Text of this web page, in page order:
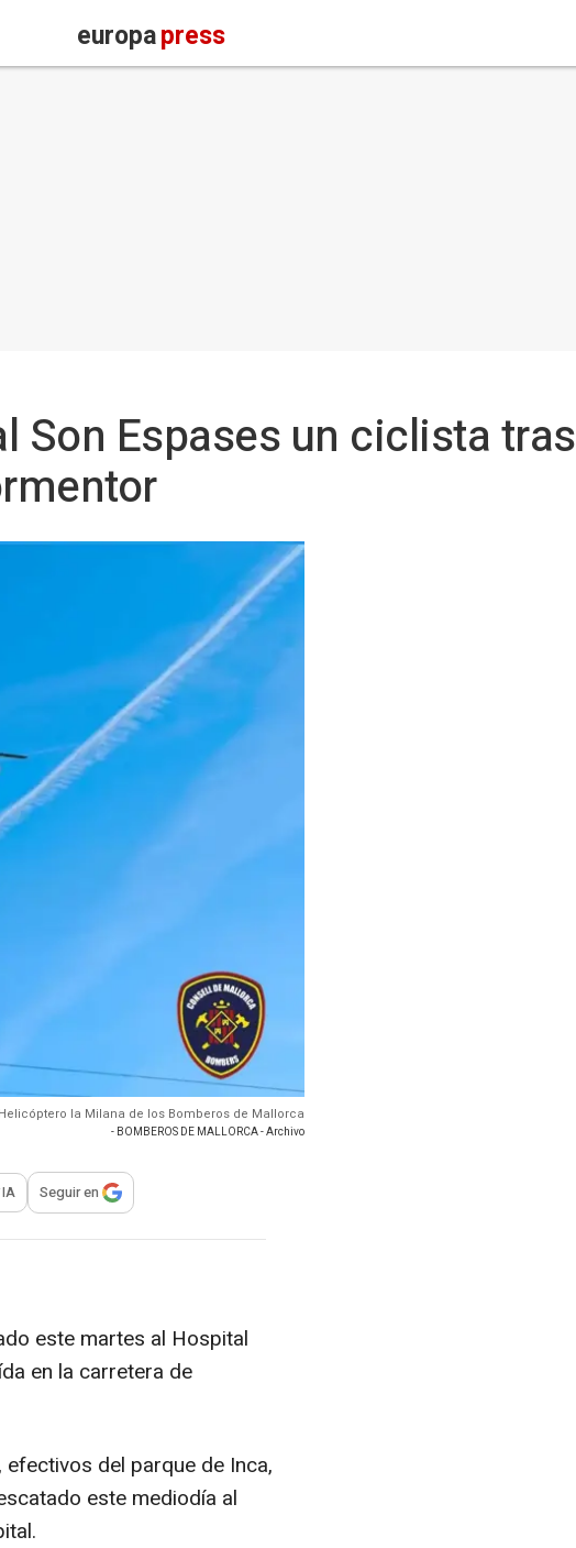
europapress
Son Espases un ciclista tras
la Milana de los Bomberos de Mallorca
- BOMBEROS DE MALLORCA - Archivo
para compartir
IA Seguir en
este martes al Hospital
en la carretera de
del parque de Inca,
este mediodía al